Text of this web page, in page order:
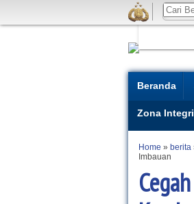
Beranda
Zona
Home » berita
Imbauan